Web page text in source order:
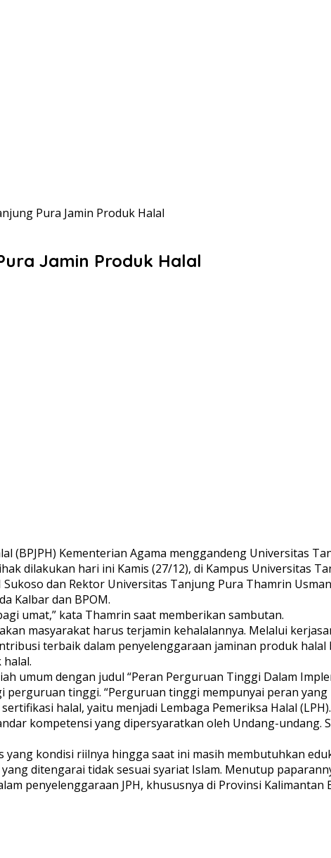
Pura Jamin Produk Halal
Jamin Produk Halal
(BPJPH) Kementerian Agama menggandeng Universitas
dilakukan hari ini Kamis (27/12), di Kampus Universitas
dan Rektor Universitas Tanjung Pura Thamrin
Kalbar dan BPOM.
umat,” kata Thamrin saat memberikan sambutan.
masyarakat harus terjamin kehalalannya. Melalui
terbaik dalam penyelenggaraan jaminan produk
umum dengan judul “Peran Perguruan Tinggi Dalam
tinggi. “Perguruan tinggi mempunyai peran yang
halal, yaitu menjadi Lembaga Pemeriksa Halal
kompetensi yang dipersyaratkan oleh Undang-
kondisi riilnya hingga saat ini masih membutuhkan
ditengarai tidak sesuai syariat Islam. Menutup
penyelenggaraan JPH, khususnya di Provinsi Kalimantan